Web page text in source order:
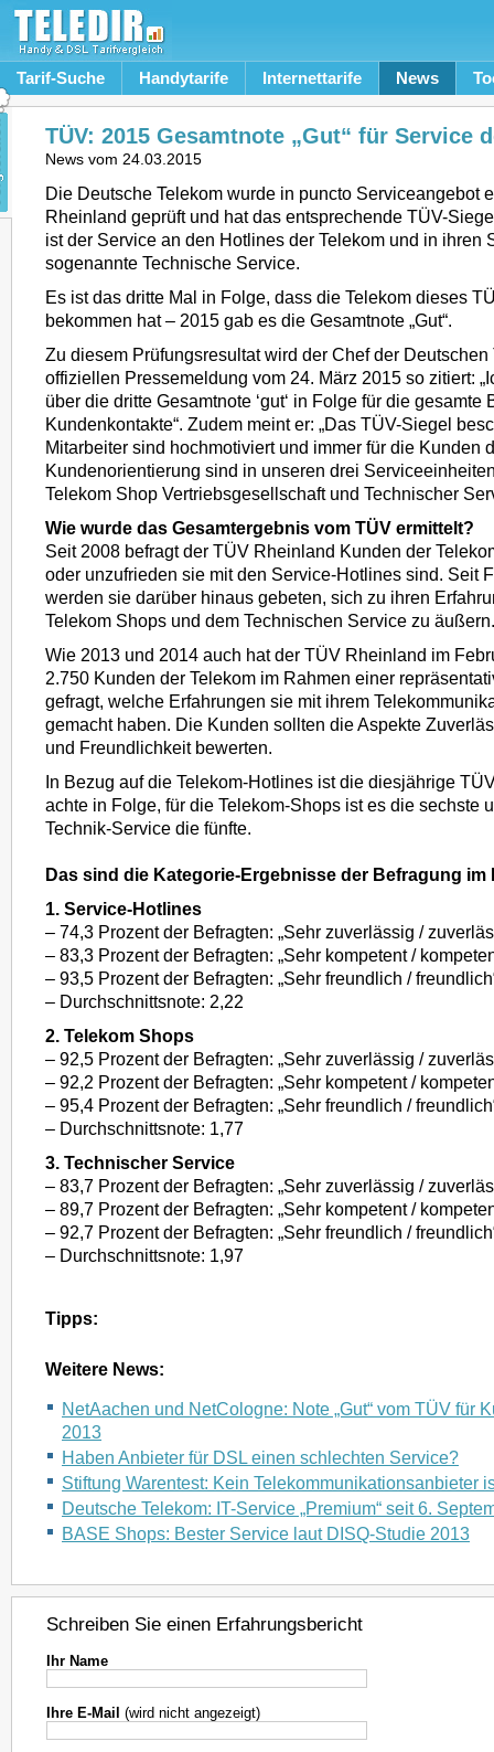
Tarif-Suche Handytarife Internettarife News
TÜV: 2015 Gesamtnote „Gut“ für Service
News vom 24.03.2015
Die Deutsche Telekom wurde in puncto Serviceangebot
Rheinland geprüft und hat das entsprechende TÜV-
ist der Service an den Hotlines der Telekom und in ihren
sogenannte Technische Service.
Es ist das dritte Mal in Folge, dass die Telekom dieses
bekommen hat – 2015 gab es die Gesamtnote „Gut“.
Zu diesem Prüfungsresultat wird der Chef der Deutschen
offiziellen Pressemeldung vom 24. März 2015 so zitiert:
über die dritte Gesamtnote ‘gut‘ in Folge für die gesamte
Kundenkontakte“. Zudem meint er: „Das TÜV-Siegel
Mitarbeiter sind hochmotiviert und immer für die Kunden
Kundenorientierung sind in unseren drei
Telekom Shop Vertriebsgesellschaft und Technischer
Wie wurde das Gesamtergebnis vom TÜV ermittelt?
Seit 2008 befragt der TÜV Rheinland Kunden der
oder unzufrieden sie mit den Service-Hotlines sind. Seit
werden sie darüber hinaus gebeten, sich zu ihren
Telekom Shops und dem Technischen Service zu äußern.
Wie 2013 und 2014 auch hat der TÜV Rheinland im
2.750 Kunden der Telekom im Rahmen einer
gefragt, welche Erfahrungen sie mit ihrem
gemacht haben. Die Kunden sollten die Aspekte
und Freundlichkeit bewerten.
In Bezug auf die Telekom-Hotlines ist die diesjährige
achte in Folge, für die Telekom-Shops ist es die sechste
Technik-Service die fünfte.
Das sind die Kategorie-Ergebnisse der Befragung im
1. Service-Hotlines
– 74,3 Prozent der Befragten: „Sehr zuverlässig /
– 83,3 Prozent der Befragten: „Sehr kompetent /
– 93,5 Prozent der Befragten: „Sehr freundlich /
– Durchschnittsnote: 2,22
2. Telekom Shops
– 92,5 Prozent der Befragten: „Sehr zuverlässig /
– 92,2 Prozent der Befragten: „Sehr kompetent /
– 95,4 Prozent der Befragten: „Sehr freundlich /
– Durchschnittsnote: 1,77
3. Technischer Service
– 83,7 Prozent der Befragten: „Sehr zuverlässig /
– 89,7 Prozent der Befragten: „Sehr kompetent /
– 92,7 Prozent der Befragten: „Sehr freundlich /
– Durchschnittsnote: 1,97
Tipps:
Weitere News:
NetAachen und NetCologne: Note „Gut“ vom TÜV für
2013
Haben Anbieter für DSL einen schlechten Service?
Stiftung Warentest: Kein Telekommunikationsanbieter
Deutsche Telekom: IT-Service „Premium“ seit 6.
BASE Shops: Bester Service laut DISQ-Studie 2013
Schreiben Sie einen Erfahrungsbericht
Ihr Name
Ihre E-Mail (wird nicht angezeigt)